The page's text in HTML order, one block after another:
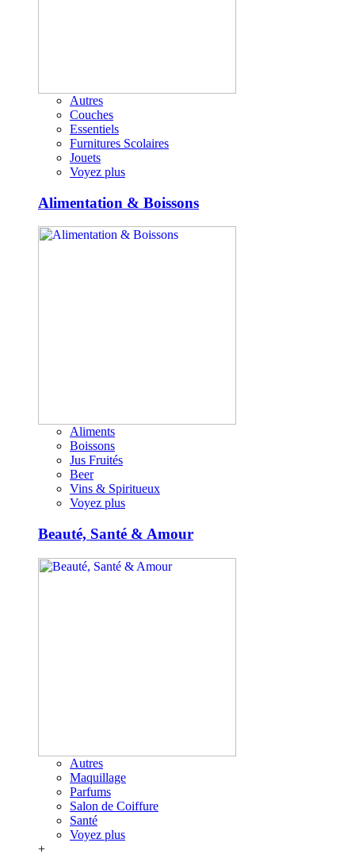
Autres
Couches
Essentiels
Furnitures Scolaires
Jouets
Voyez plus
Alimentation & Boissons
Aliments
Boissons
Jus Fruités
Beer
Vins & Spiritueux
Voyez plus
Beauté, Santé & Amour
Autres
Maquillage
Parfums
Salon de Coiffure
Santé
Voyez plus
+